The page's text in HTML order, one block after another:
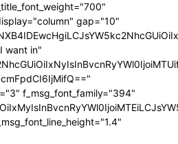
gap="10"
want in"
f_msg_font_family="394"